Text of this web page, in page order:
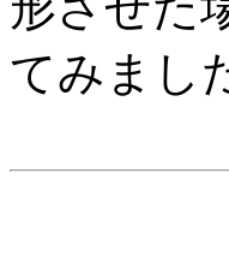
てみまし